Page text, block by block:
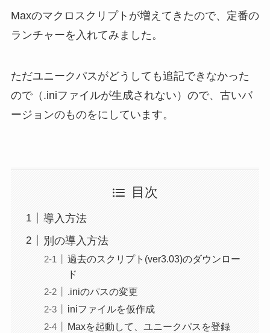
Maxのマクロスクリプトが増えてきたので、定番の
ランチャーを入れてみました。
ただユニークパスがどうしても追記できなかった
ので（.iniファイルが生成されない）ので、古いバ
ージョンのものをにしています。
目次
導入方法
別の導入方法
過去のスクリプト(ver3.03)のダウンロー
ド
.iniのパスの変更
iniファイルを仮作成
Maxを起動して、ユニークパスを登録